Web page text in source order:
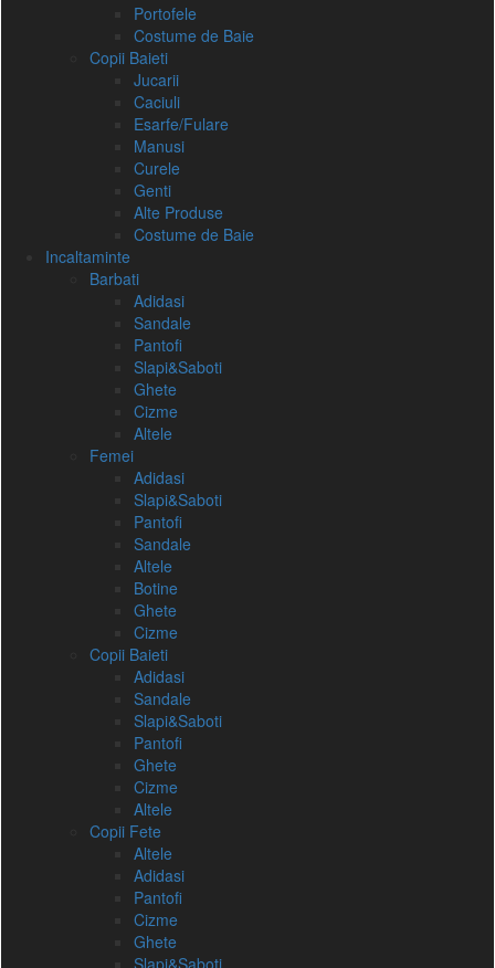
Portofele
Costume de Baie
Copii Baieti
Jucarii
Caciuli
Esarfe/Fulare
Manusi
Curele
Genti
Alte Produse
Costume de Baie
Incaltaminte
Barbati
Adidasi
Sandale
Pantofi
Slapi&Saboti
Ghete
Cizme
Altele
Femei
Adidasi
Slapi&Saboti
Pantofi
Sandale
Altele
Botine
Ghete
Cizme
Copii Baieti
Adidasi
Sandale
Slapi&Saboti
Pantofi
Ghete
Cizme
Altele
Copii Fete
Altele
Adidasi
Pantofi
Cizme
Ghete
Slapi&Saboti